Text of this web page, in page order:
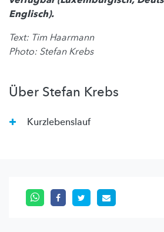
Englisch).
Text: Tim Haarmann
Photo: Stefan Krebs
Über Stefan Krebs
Kurzlebenslauf